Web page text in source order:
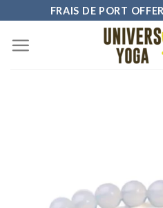
content
FRAIS DE PORT